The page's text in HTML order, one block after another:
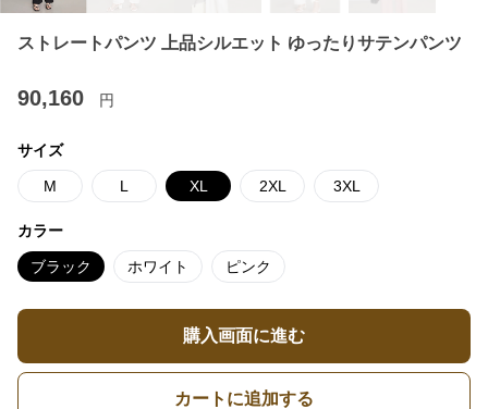
ストレートパンツ 上品シルエット ゆったりサテンパンツ
90,160 円
サイズ
M L XL 2XL 3XL
カラー
ブラック ホワイト ピンク
購入画面に進む
カートに追加する